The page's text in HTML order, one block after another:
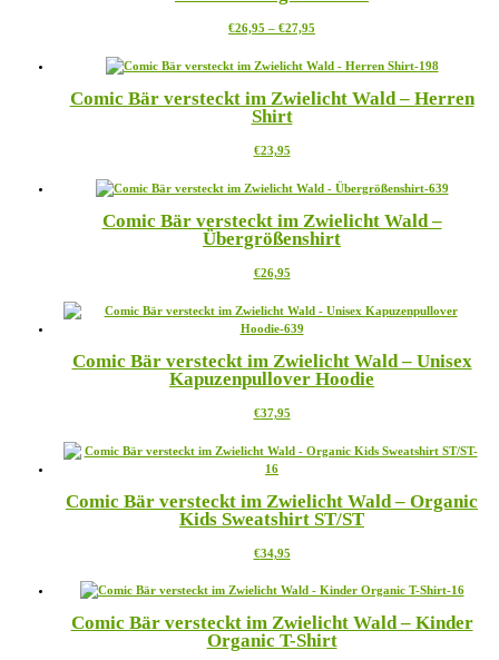
können
der
gewählt
werden
€26,95 – €27,95
bis
weist
Varianten
auf
Produktseite
gewählt
Comic Bär versteckt im Zwielicht Wald – Herren
Shirt
€23,95Dieses
weist
Varianten
auf.
Optionen
auf
der
gewählt
werden
Comic Bär versteckt im Zwielicht Wald –
Übergrößenshirt
€26,95Dieses
weist
mehrere
auf.
Die
können
der
werden
Comic Bär versteckt im Zwielicht Wald – Unisex
Kapuzenpullover Hoodie
€37,95Dieses
weist
auf.
Die
können
der
gewählt
werden
Comic Bär versteckt im Zwielicht Wald – Organic
Kids Sweatshirt ST/ST
€34,95Dieses
weist
Varianten
auf.
Comic Bär versteckt im Zwielicht Wald – Kinder
Organic T-Shirt